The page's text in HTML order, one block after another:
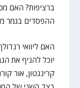
ברציפות? האם
ההפסדים בגמר
האם ליוואי
יוכל להניף את
קרינגטון, אור